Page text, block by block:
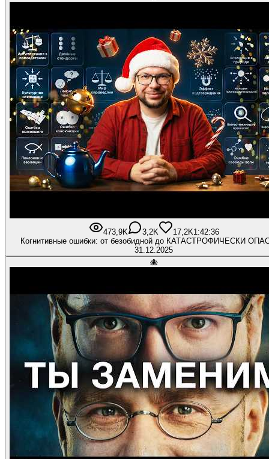
473,9K 3,2K 17,2K1:42:36
Когнитивные ошибки: от безобидной до КАТАСТРОФИЧЕСКИ
31.12.2025
🐙